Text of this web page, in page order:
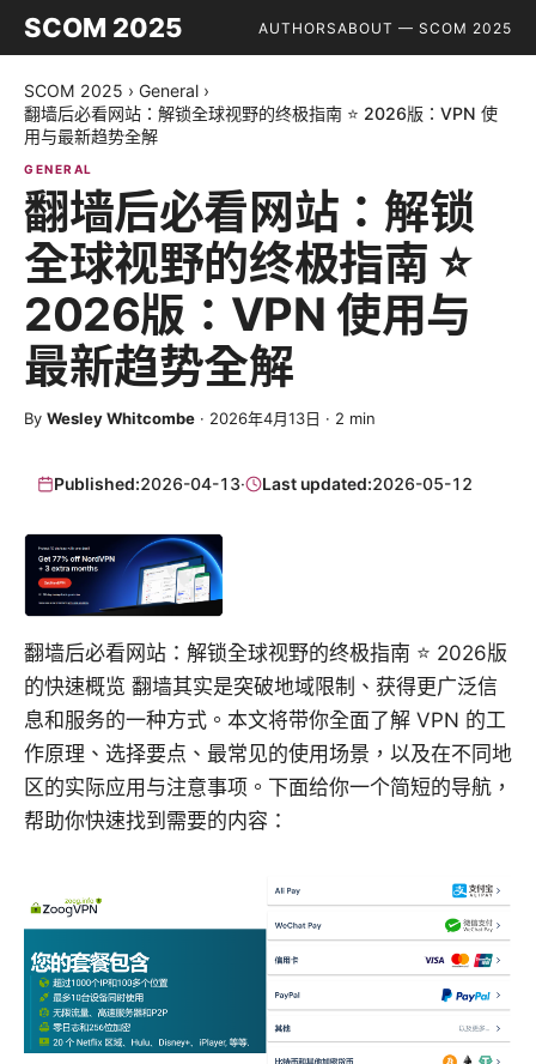
SCOM 2025 AUTHORSABOUT — SCOM 2025
SCOM 2025 › General ›
翻墙后必看网站：解锁全球视野的终极指南 ⭐ 2026版：VPN 使
用与最新趋势全解
GENERAL
翻墙后必看网站：解锁
全球视野的终极指南 ⭐
2026版：VPN 使用与
最新趋势全解
By Wesley Whitcombe · 2026年4月13日 · 2 min
Published:2026-04-13· Last updated:2026-05-12
翻墙后必看网站：解锁全球视野的终极指南 ⭐ 2026版
的快速概览 翻墙其实是突破地域限制、获得更广泛信
息和服务的一种方式。本文将带你全面了解 VPN 的工
作原理、选择要点、最常见的使用场景，以及在不同地
区的实际应用与注意事项。下面给你一个简短的导航，
帮助你快速找到需要的内容：